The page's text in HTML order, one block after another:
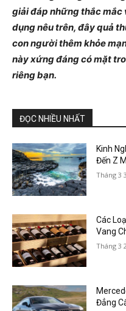
giải đáp những thắc mắc
dụng nêu trên, đây quả
con người thêm khỏe
này xứng đáng có mặt
riêng bạn.
ĐỌC NHIỀU NHẤT
Kinh
Đến Z
Tháng 3
Các
Vang
Tháng 3
Đẳng